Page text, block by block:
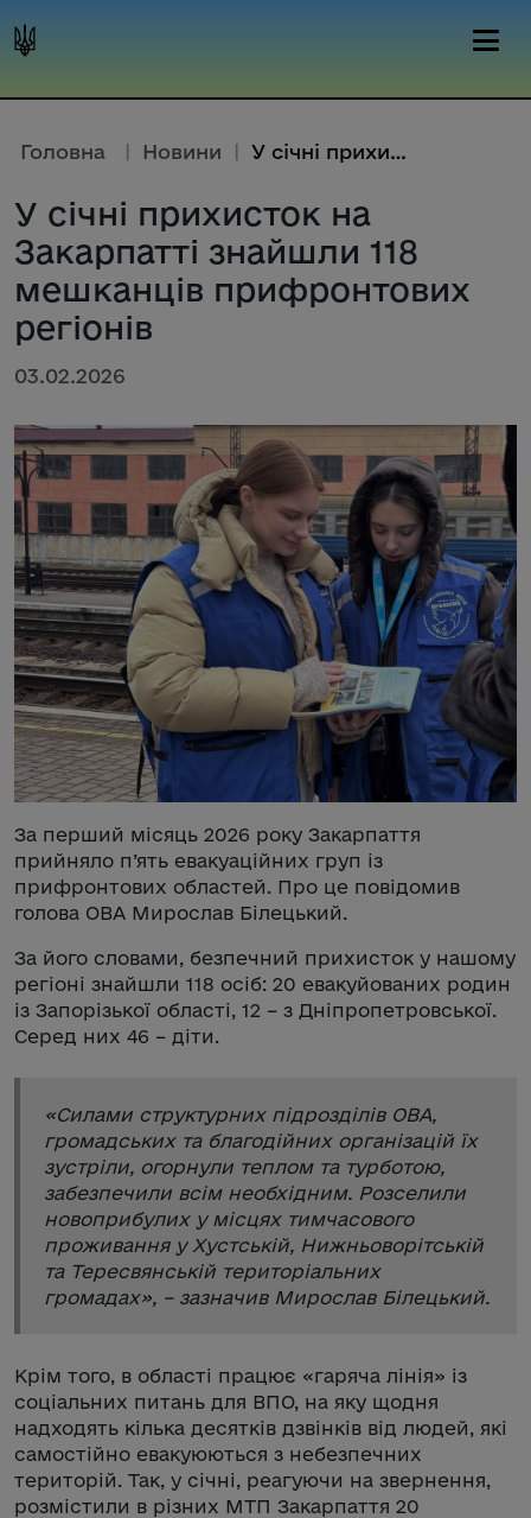
Головна | Новини | У січні прихисток на Закарпатт...
У січні прихисток на
Закарпатті знайшли 118
мешканців прифронтових
регіонів
03.02.2026
За перший місяць 2026 року Закарпаття
прийняло п’ять евакуаційних груп із
прифронтових областей. Про це повідомив
голова ОВА Мирослав Білецький.
За його словами, безпечний прихисток у нашому
регіоні знайшли 118 осіб: 20 евакуйованих родин
із Запорізької області, 12 – з Дніпропетровської.
Серед них 46 – діти.
«Силами структурних підрозділів ОВА,
громадських та благодійних організацій їх
зустріли, огорнули теплом та турботою,
забезпечили всім необхідним. Розселили
новоприбулих у місцях тимчасового
проживання у Хустській, Нижньоворітській
та Тересвянській територіальних
громадах», – зазначив Мирослав Білецький.
Крім того, в області працює «гаряча лінія» із
соціальних питань для ВПО, на яку щодня
надходять кілька десятків дзвінків від людей, які
самостійно евакуюються з небезпечних
територій. Так, у січні, реагуючи на звернення,
розмістили в різних МТП Закарпаття 20